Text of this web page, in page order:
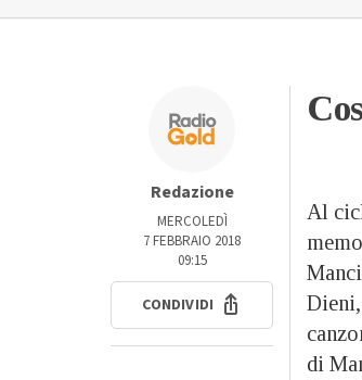
Redazione
MERCOLEDÌ
7 FEBBRAIO 2018
09:15
CONDIVIDI
Al
di